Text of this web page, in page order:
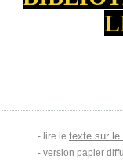
lire le texte sur le
version papier